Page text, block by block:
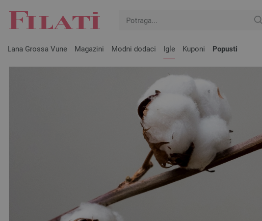
Lana Grossa Vune Magazini Modni dodaci Igle Kuponi Popusti